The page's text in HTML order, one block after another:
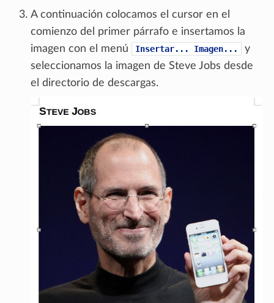
A continuación colocamos el cursor en el
comienzo del primer párrafo e insertamos la
imagen con el menú
Insertar... Imagen...
y
seleccionamos la imagen de Steve Jobs desde
el directorio de descargas.